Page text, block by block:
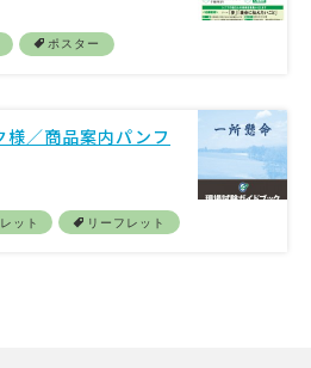
ポスター
／商品案内パンフ
ット リーフレット